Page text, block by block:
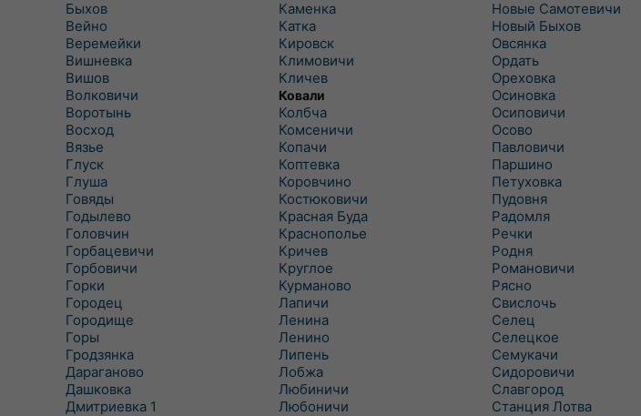
Быхов
Вейно
Веремейки
Вишневка
Вишов
Волковичи
Воротынь
Восход
Вязье
Глуск
Глуша
Говяды
Годылево
Головчин
Горбацевичи
Горбовичи
Горки
Городец
Городище
Горы
Гродзянка
Дараганово
Дашковка
Дмитриевка 1
Каменка
Катка
Кировск
Климовичи
Кличев
Ковали
Колбча
Комсеничи
Копачи
Коптевка
Коровчино
Костюковичи
Красная Буда
Краснополье
Кричев
Круглое
Курманово
Лапичи
Ленина
Ленино
Липень
Лобжа
Любиничи
Любоничи
Новые Самотевичи
Новый Быхов
Овсянка
Ордать
Ореховка
Осиновка
Осиповичи
Осово
Павловичи
Паршино
Петуховка
Пудовня
Радомля
Речки
Родня
Романовичи
Рясно
Свислочь
Селец
Селецкое
Семукачи
Сидоровичи
Славгород
Станция Лотва